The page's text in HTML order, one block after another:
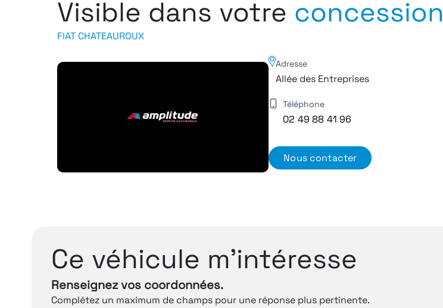
Visible dans votre concession
FIAT CHATEAUROUX
Adresse
Allée des Entreprises
Téléphone
02 49 88 41 96
Nous contacter
Ce véhicule m’intéresse
Renseignez vos coordonnées.
Complétez un maximum de champs pour une réponse plus pertinente.